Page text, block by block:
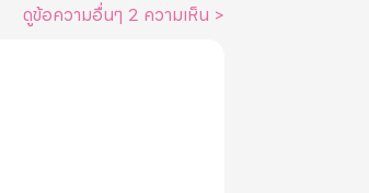
ดูข้อความอื่นๆ 2 ความเห็น >